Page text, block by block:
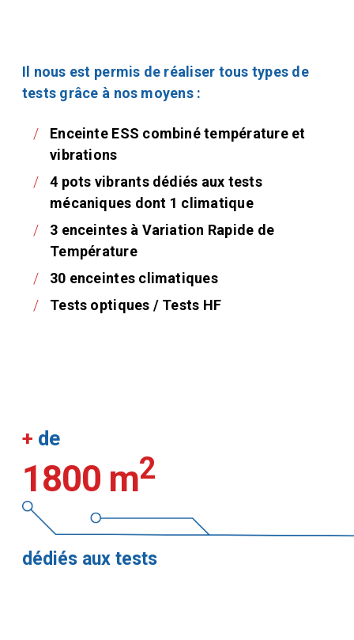
Il nous est permis de réaliser tous types de
tests grâce à nos moyens :
Enceinte ESS combiné température et
vibrations
4 pots vibrants dédiés aux tests
mécaniques dont 1 climatique
3 enceintes à Variation Rapide de
Température
30 enceintes climatiques
Tests optiques / Tests HF
+ de
1800 m2
dédiés aux tests